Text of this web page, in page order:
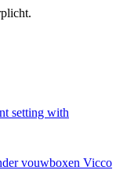
vouwboxen Vicco